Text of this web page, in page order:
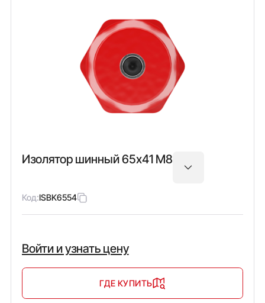
Изолятор шинный 65х41 М8
Код:ISBK6554
Войти и узнать цену
ГДЕ КУПИТЬ